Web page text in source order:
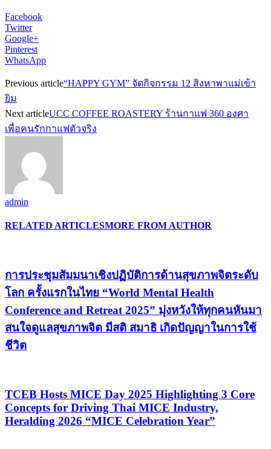
Facebook
Twitter
Google+
Pinterest
WhatsApp
Previous article“HAPPY GYM” จัดกิจกรรม 12 สิงหาพาแม่เข้า
ยิม
Next articleUCC COFFEE ROASTERY ร้านกาแฟ 360 องศา
เพื่อคนรักกาแฟตัวจริง
admin
RELATED ARTICLESMORE FROM AUTHOR
การประชุมสัมมนาเชิงปฏิบัติการด้านสุขภาพจิตระดับ
โลก ครั้งแรกในไทย “World Mental Health
Conference and Retreat 2025” มุ่งหวังให้ทุกคนหันมา
สนใจดูแลสุขภาพจิต มีสติ สมาธิ เกิดปัญญาในการใช้
ชีวิต
TCEB Hosts MICE Day 2025 Highlighting 3 Core
Concepts for Driving Thai MICE Industry,
Heralding 2026 “MICE Celebration Year”